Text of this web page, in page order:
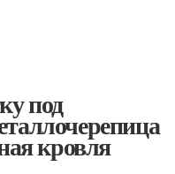
под
кровля